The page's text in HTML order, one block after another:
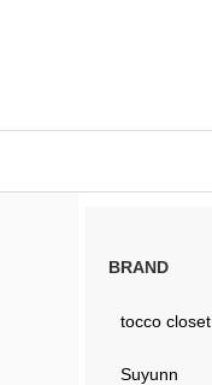
BRAND
tocco closet
Suyunn